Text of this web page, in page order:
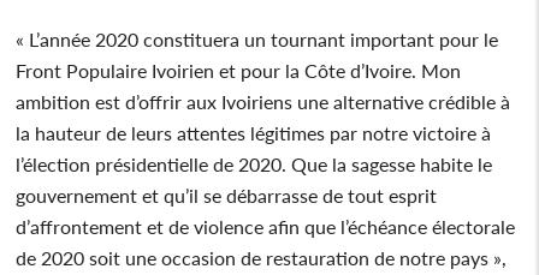
« L’année 2020 constituera un tournant important pour le
Front Populaire Ivoirien et pour la Côte d’Ivoire. Mon
ambition est d’offrir aux Ivoiriens une alternative crédible à
la hauteur de leurs attentes légitimes par notre victoire à
l’élection présidentielle de 2020. Que la sagesse habite le
gouvernement et qu’il se débarrasse de tout esprit
d’affrontement et de violence afin que l’échéance électorale
de 2020 soit une occasion de restauration de notre pays »,